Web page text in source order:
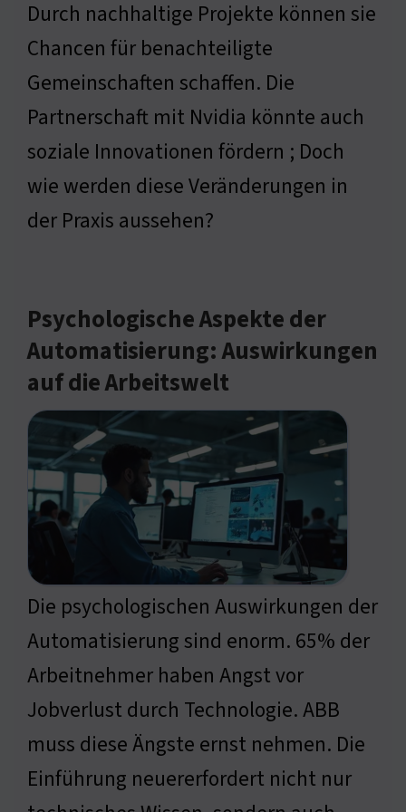
Durch nachhaltige Projekte können sie
Chancen für benachteiligte
Gemeinschaften schaffen. Die
Partnerschaft mit Nvidia könnte auch
soziale Innovationen fördern ; Doch
wie werden diese Veränderungen in
der Praxis aussehen?
Psychologische Aspekte der
Automatisierung: Auswirkungen
auf die Arbeitswelt
Die psychologischen Auswirkungen der
Automatisierung sind enorm. 65% der
Arbeitnehmer haben Angst vor
Jobverlust durch Technologie. ABB
muss diese Ängste ernst nehmen. Die
Einführung neuererfordert nicht nur